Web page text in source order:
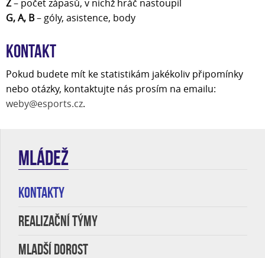
Z– počet zápasů, v nichž hráč nastoupil
G, A, B– góly, asistence, body
Kontakt
Pokud budete mít ke statistikám jakékoliv připomínky
nebo otázky, kontaktujte nás prosím na emailu:
weby@esports.cz.
MLÁDEŽ
KONTAKTY
REALIZAČNÍ TÝMY
MLADŠÍ DOROST